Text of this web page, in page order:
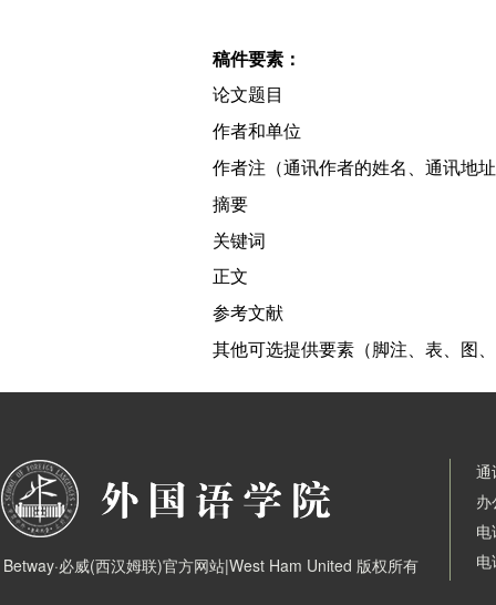
稿件要素：
论文题目
作者和单位
作者注（通讯作者的姓名、通讯地
摘要
关键词
正文
参考文献
其他可选提供要素（脚注、表、图
Betway·必威(西汉姆联)官方网站|West Ham United 版权所有
通